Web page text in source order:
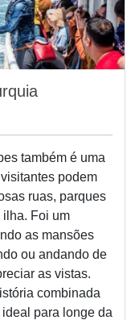
também é uma
podem
ruas, parques
ilha. Foi um
as mansões
ou andando de
as vistas.
combinada
para longe da